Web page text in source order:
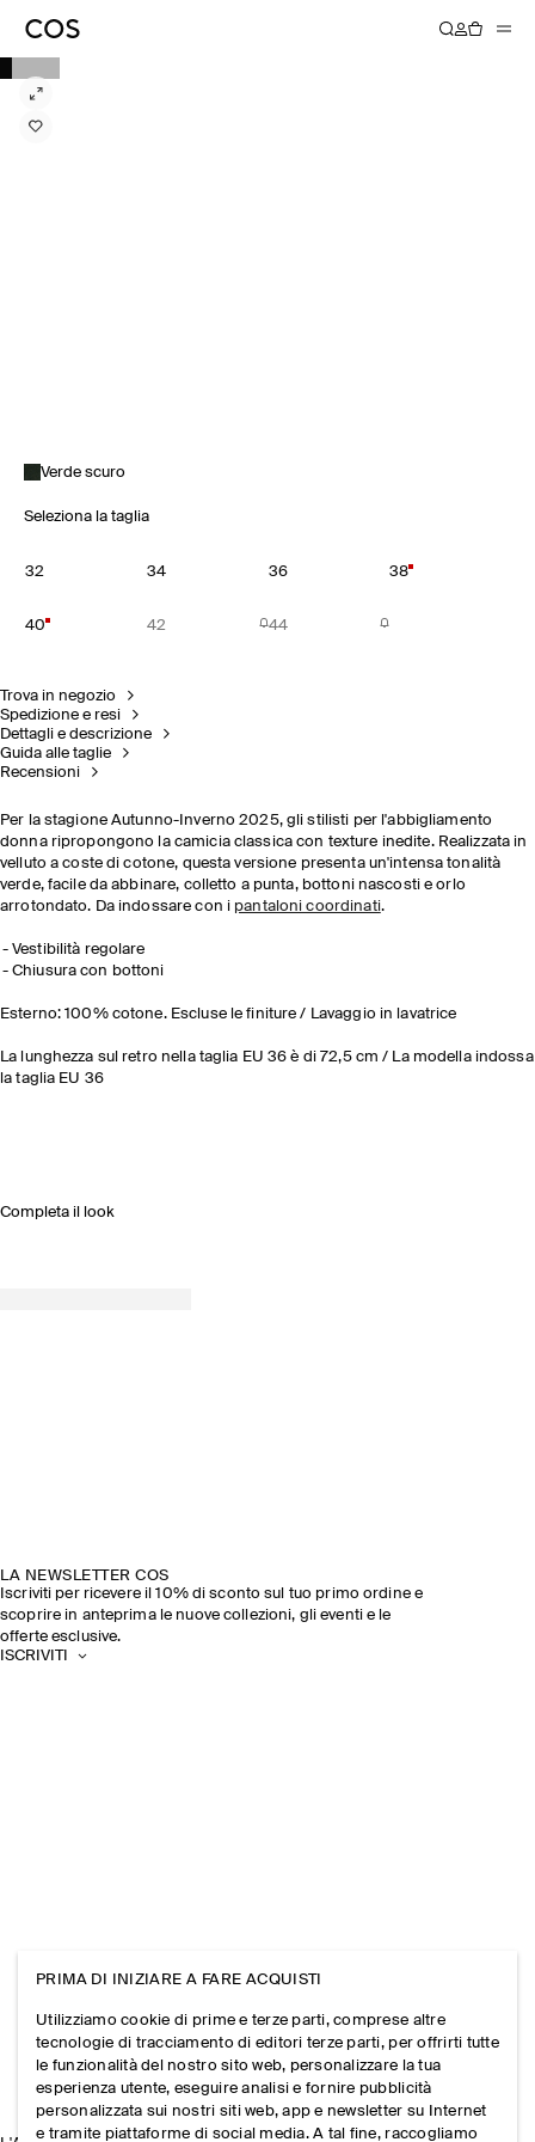
Verde scuro
Seleziona la taglia
32 34 36 38
40 42 44
Trova in negozio
Spedizione e resi
Dettagli e descrizione
Guida alle taglie
Recensioni
Per la stagione Autunno-Inverno 2025, gli stilisti per l'abbigliamento
donna ripropongono la camicia classica con texture inedite. Realizzata in
velluto a coste di cotone, questa versione presenta un'intensa tonalità
verde, facile da abbinare, colletto a punta, bottoni nascosti e orlo
arrotondato. Da indossare con i pantaloni coordinati.
Vestibilità regolare
Chiusura con bottoni
Esterno: 100% cotone. Escluse le finiture / Lavaggio in lavatrice
La lunghezza sul retro nella taglia EU 36 è di 72,5 cm / La modella indossa
la taglia EU 36
Completa il look
LA NEWSLETTER COS
Iscriviti per ricevere il 10% di sconto sul tuo primo ordine e
scoprire in anteprima le nuove collezioni, gli eventi e le
offerte esclusive.
ISCRIVITI
PRIMA DI INIZIARE A FARE ACQUISTI
Utilizziamo cookie di prime e terze parti, comprese altre
tecnologie di tracciamento di editori terze parti, per offrirti tutte
le funzionalità del nostro sito web, personalizzare la tua
esperienza utente, eseguire analisi e fornire pubblicità
personalizzata sui nostri siti web, app e newsletter su Internet
e tramite piattaforme di social media. A tal fine, raccogliamo